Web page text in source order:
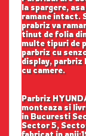
la spargere,
ramane intact.
prabriz va
tinut de folia
multe tipuri de
parbriz cu
display, parbriz
cu camere.
Parbriz
monteaza si
in Bucuresti
Sector 5,